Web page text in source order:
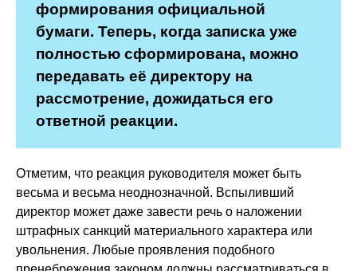
формирования официальной
бумаги. Теперь, когда записка уже
полностью сформирована, можно
передавать её директору на
рассмотрение, дожидаться его
ответной реакции.
Отметим, что реакция руководителя может быть
весьма и весьма неоднозначной. Вспыливший
директор может даже завести речь о наложении
штрафных санкций материального характера или
увольнения. Любые проявления подобного